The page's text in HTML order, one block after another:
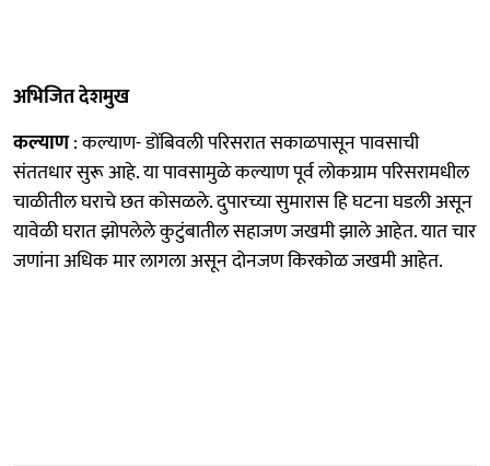
अभिजित देशमुख
कल्याण: कल्याण- डोंबिवली परिसरात सकाळपासून पावसाची
संततधार सुरू आहे. या पावसामुळे कल्याण पूर्व लोकग्राम परिसरामधील
चाळीतील घराचे छत कोसळले. दुपारच्या सुमारास हि घटना घडली असून
यावेळी घरात झोपलेले कुटुंबातील सहाजण जखमी झाले आहेत. यात चार
जणांना अधिक मार लागला असून दोनजण किरकोळ जखमी आहेत.